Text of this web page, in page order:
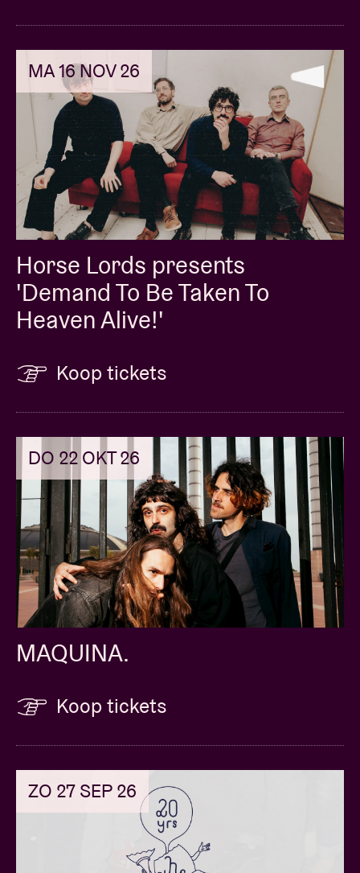
MA 16 NOV 26
Horse Lords presents
'Demand To Be Taken To
Heaven Alive!'
Koop tickets
DO 22 OKT 26
MAQUINA.
Koop tickets
ZO 27 SEP 26